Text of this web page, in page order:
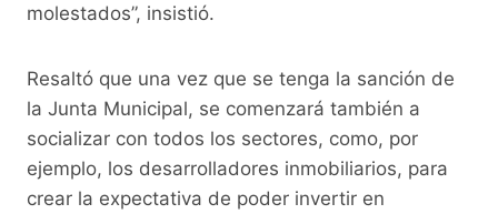
molestados”, insistió.
Resaltó que una vez que se tenga la sanción de
la Junta Municipal, se comenzará también a
socializar con todos los sectores, como, por
ejemplo, los desarrolladores inmobiliarios, para
crear la expectativa de poder invertir en